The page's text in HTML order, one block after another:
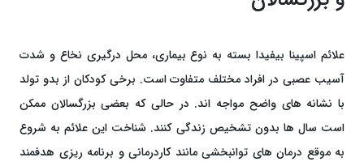
علائم اسپینا بیفیدا بسته به نوع بیماری، محل درگیری نخاع و شدت
آسیب عصبی در افراد مختلف متفاوت است. برخی کودکان از بدو تولد
با نشانه ‌های واضح مواجه ‌اند. در حالی‌ که بعضی بزرگسالان ممکن
است سال‌ ها بدون تشخیص زندگی کنند. شناخت این علائم به شروع
به ‌موقع درمان‌ های توانبخشی مانند کاردرمانی و برنامه ‌ریزی هدفمند